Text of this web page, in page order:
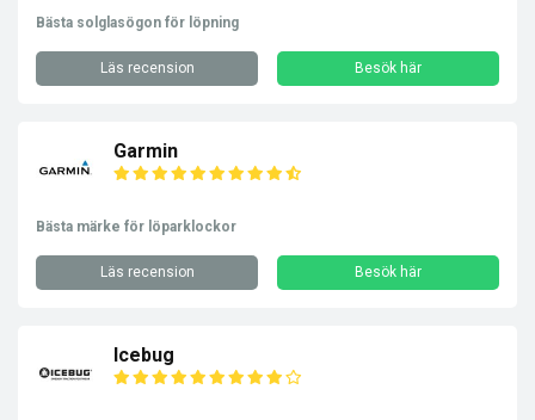
Bästa solglasögon för löpning
Läs recension Besök här
Garmin
Bästa märke för löparklockor
Läs recension Besök här
Icebug